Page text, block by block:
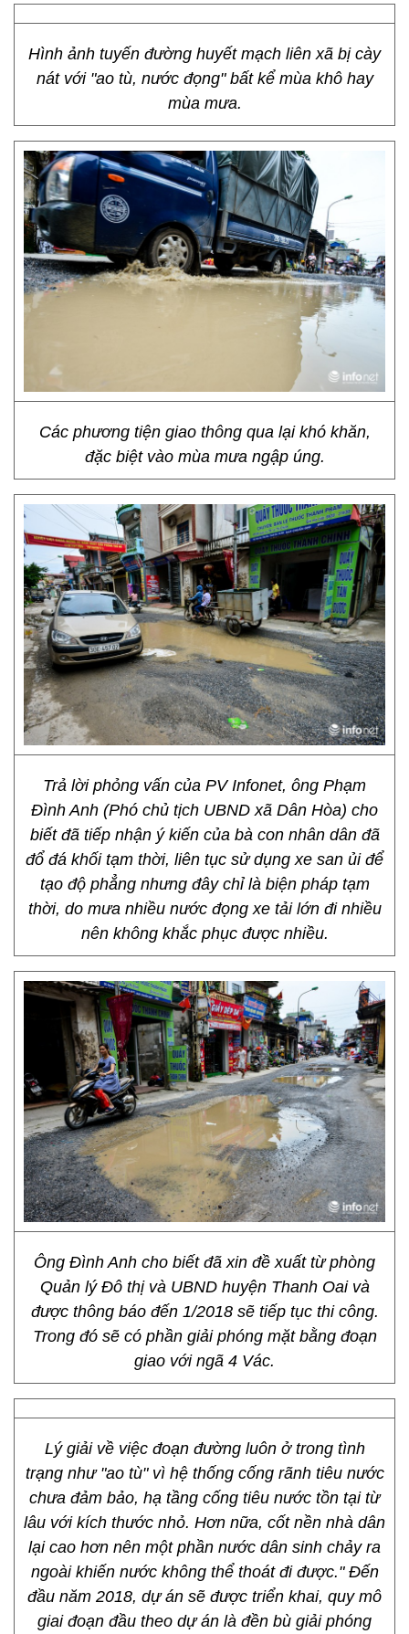
Hình ảnh tuyến đường huyết mạch liên xã bị cày
nát với "ao tù, nước đọng" bất kể mùa khô hay
mùa mưa.
Các phương tiện giao thông qua lại khó khăn,
đặc biệt vào mùa mưa ngập úng.
Trả lời phỏng vấn của PV Infonet, ông Phạm
Đình Anh (Phó chủ tịch UBND xã Dân Hòa) cho
biết đã tiếp nhận ý kiến của bà con nhân dân đã
đổ đá khối tạm thời, liên tục sử dụng xe san ủi để
tạo độ phẳng nhưng đây chỉ là biện pháp tạm
thời, do mưa nhiều nước đọng xe tải lớn đi nhiều
nên không khắc phục được nhiều.
Ông Đình Anh cho biết đã xin đề xuất từ phòng
Quản lý Đô thị và UBND huyện Thanh Oai và
được thông báo đến 1/2018 sẽ tiếp tục thi công.
Trong đó sẽ có phần giải phóng mặt bằng đoạn
giao với ngã 4 Vác.
Lý giải về việc đoạn đường luôn ở trong tình
trạng như "ao tù" vì hệ thống cống rãnh tiêu nước
chưa đảm bảo, hạ tầng cống tiêu nước tồn tại từ
lâu với kích thước nhỏ. Hơn nữa, cốt nền nhà dân
lại cao hơn nên một phần nước dân sinh chảy ra
ngoài khiến nước không thể thoát đi được." Đến
đầu năm 2018, dự án sẽ được triển khai, quy mô
giai đoạn đầu theo dự án là đền bù giải phóng